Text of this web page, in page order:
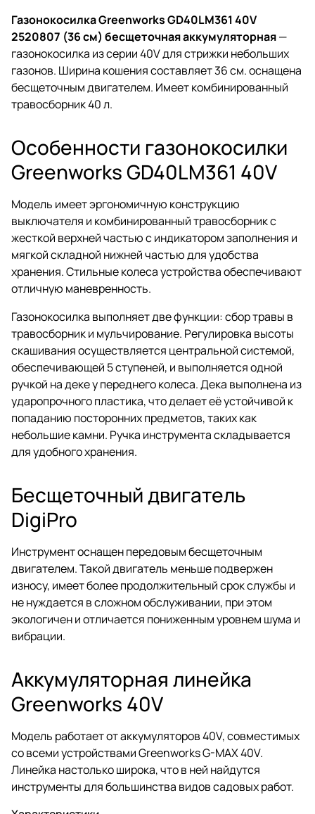
Газонокосилка Greenworks GD40LM361 40V
2520807 (36 см) бесщеточная аккумуляторная—
газонокосилка из серии 40V для стрижки небольших
газонов. Ширина кошения составляет 36 см. оснащена
бесщеточным двигателем. Имеет комбинированный
травосборник 40 л.
Особенности газонокосилки
Greenworks GD40LM361 40V
Модель имеет эргономичную конструкцию
выключателя и комбинированный травосборник с
жесткой верхней частью с индикатором заполнения и
мягкой складной нижней частью для удобства
хранения. Стильные колеса устройства обеспечивают
отличную маневренность.
Газонокосилка выполняет две функции: сбор травы в
травосборник и мульчирование. Регулировка высоты
скашивания осуществляется центральной системой,
обеспечивающей 5 ступеней, и выполняется одной
ручкой на деке у переднего колеса. Дека выполнена из
ударопрочного пластика, что делает её устойчивой к
попаданию посторонних предметов, таких как
небольшие камни. Ручка инструмента складывается
для удобного хранения.
Бесщеточный двигатель
DigiPro
Инструмент оснащен передовым бесщеточным
двигателем. Такой двигатель меньше подвержен
износу, имеет более продолжительный срок службы и
не нуждается в сложном обслуживании, при этом
экологичен и отличается пониженным уровнем шума и
вибрации.
Аккумуляторная линейка
Greenworks 40V
Модель работает от аккумуляторов 40V, совместимых
со всеми устройствами Greenworks G-MAX 40V.
Линейка настолько широка, что в ней найдутся
инструменты для большинства видов садовых работ.